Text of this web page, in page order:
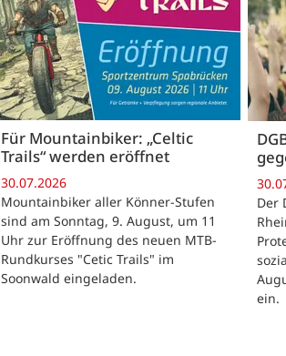
Für Mountainbiker: „Celtic
Trails“ werden eröffnet
30.07.2026
Mountainbiker aller Könner-Stufen
sind am Sonntag, 9. August, um 11
Uhr zur Eröffnung des neuen MTB-
Rundkurses "Cetic Trails" im
Soonwald eingeladen.
Der
ein.